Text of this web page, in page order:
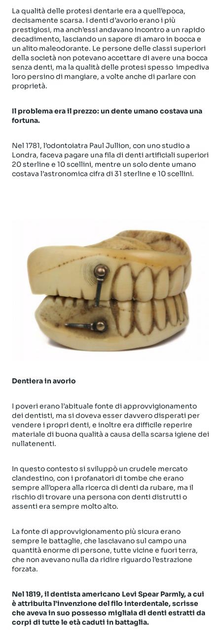
La qualità delle protesi dentarie era a quell’epoca,
decisamente scarsa. I denti d’avorio erano i più
prestigiosi, ma anch’essi andavano incontro a un rapido
decadimento, lasciando un sapore di amaro in bocca e
un alito maleodorante. Le persone delle classi superiori
della società non potevano accettare di avere una bocca
senza denti, ma la qualità delle protesi spesso impediva
loro persino di mangiare, a volte anche di parlare con
proprietà.
Il problema era il prezzo:un dente umano costava una
fortuna.
Nel 1781, l’odontoiatra Paul Jullion, con uno studio a
Londra, faceva pagare una fila di denti artificiali superiori
20 sterline e 10 scellini, mentre un solo dente umano
costava l’astronomica cifra di 31 sterline e 10 scellini.
Dentiera in avorio
I poveri erano l’abituale fonte di approvvigionamento
dei dentisti, ma si doveva esser davvero disperati per
vendere i propri denti, e inoltre era difficile reperire
materiale di buona qualità a causa della scarsa igiene dei
nullatenenti.
In questo contesto si sviluppò un crudele mercato
clandestino, con i profanatori di tombe che erano
sempre all’opera alla ricerca di denti da rubare, ma il
rischio di trovare una persona con denti distrutti o
assenti era sempre molto alto.
La fonte di approvvigionamento più sicura erano
sempre le battaglie, che lasciavano sul campo una
quantità enorme di persone, tutte vicine e fuori terra,
che non avevano nulla da ridire riguardo l’estrazione
forzata.
Nel 1819, il dentista americano Levi Spear Parmly, a cui
è attribuita l’invenzione del filo interdentale, scrisse
che aveva in suo possesso migliaia di denti estratti da
corpi di tutte le età caduti in battaglia.